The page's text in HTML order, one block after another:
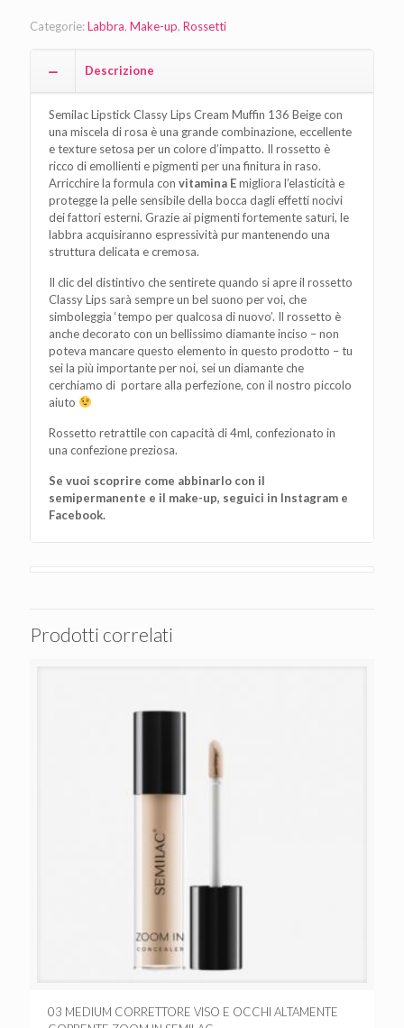
Categorie:Labbra, Make-up, Rossetti
Descrizione
Semilac Lipstick Classy Lips Cream Muffin 136 Beige con
una miscela di rosa è una grande combinazione, eccellente
e texture setosa per un colore d’impatto. Il rossetto è
ricco di emollienti e pigmenti per una finitura in raso.
Arricchire la formula con vitamina Emigliora l’elasticità e
protegge la pelle sensibile della bocca dagli effetti nocivi
dei fattori esterni. Grazie ai pigmenti fortemente saturi, le
labbra acquisiranno espressività pur mantenendo una
struttura delicata e cremosa.
Il clic del distintivo che sentirete quando si apre il rossetto
Classy Lips sarà sempre un bel suono per voi, che
simboleggia ‘tempo per qualcosa di nuovo’. Il rossetto è
anche decorato con un bellissimo diamante inciso – non
poteva mancare questo elemento in questo prodotto – tu
sei la più importante per noi, sei un diamante che
cerchiamo di portare alla perfezione, con il nostro piccolo
aiuto
Rossetto retrattile con capacità di 4ml, confezionato in
una confezione preziosa.
Se vuoi scoprire come abbinarlo con il
semipermanente e il make-up, seguici in Instagram e
Facebook.
Prodotti correlati
03 MEDIUM CORRETTORE VISO E OCCHI ALTAMENTE